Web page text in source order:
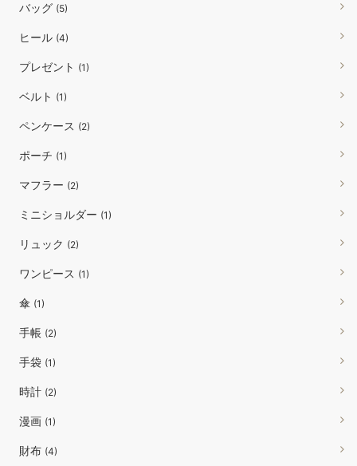
バッグ (5)
ヒール (4)
プレゼント (1)
ベルト (1)
ペンケース (2)
ポーチ (1)
マフラー (2)
ミニショルダー (1)
リュック (2)
ワンピース (1)
傘 (1)
手帳 (2)
手袋 (1)
時計 (2)
漫画 (1)
財布 (4)